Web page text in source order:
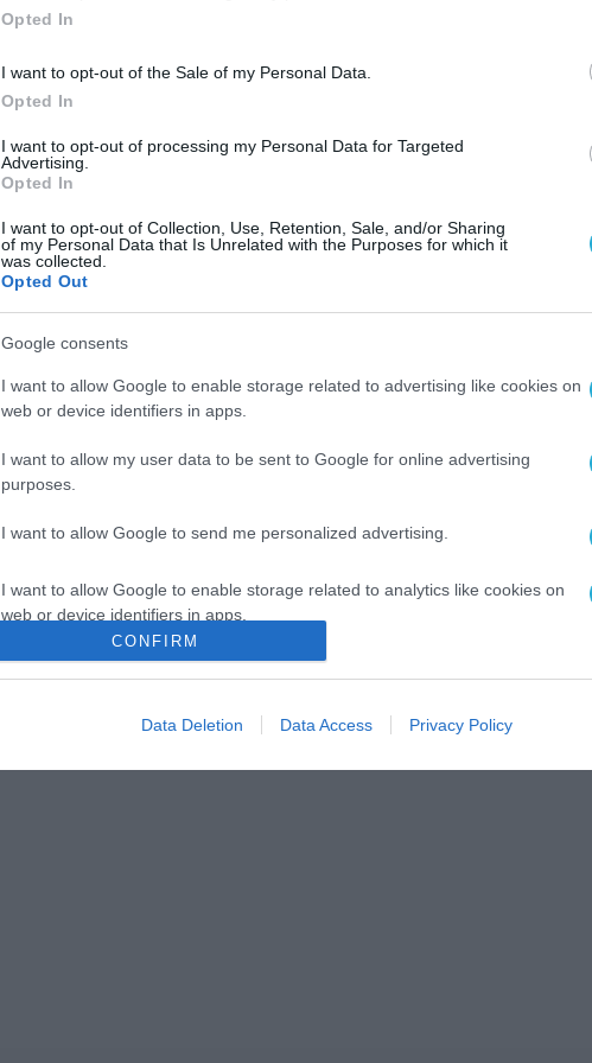
Opted In
I want to opt-out of the Sale of my Personal Data.
Opted In
I want to opt-out of processing my Personal Data for Targeted
Advertising.
Opted In
I want to opt-out of Collection, Use, Retention, Sale, and/or Sharing
of my Personal Data that Is Unrelated with the Purposes for which it
was collected.
Opted Out
Google consents
I want to allow Google to enable storage related to advertising like cookies on
web or device identifiers in apps.
I want to allow my user data to be sent to Google for online advertising
purposes.
I want to allow Google to send me personalized advertising.
I want to allow Google to enable storage related to analytics like cookies on
web or device identifiers in apps.
I want to allow Google to enable storage related to functionality of the website
I want to allow Google to enable storage related to personalization.
CONFIRM
Data Deletion Data Access Privacy Policy